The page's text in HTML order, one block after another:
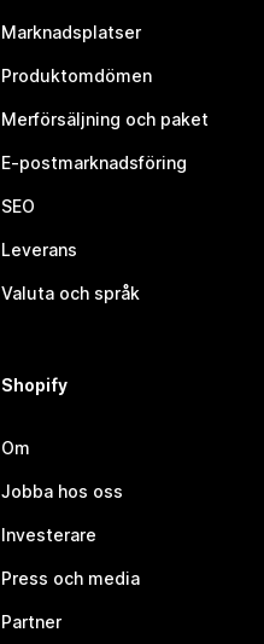
Marknadsplatser
Produktomdömen
Merförsäljning och paket
E-postmarknadsföring
SEO
Leverans
Valuta och språk
Shopify
Om
Jobba hos oss
Investerare
Press och media
Partner